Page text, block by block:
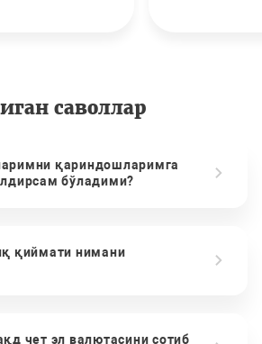
саволлар
қариндошларимга
бўладими?
қиймати нимани
чет эл валютасини сотиб